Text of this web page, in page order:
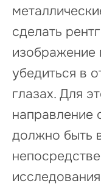
сделать
изображение
убедиться в
глазах. Для
направление
должно быть